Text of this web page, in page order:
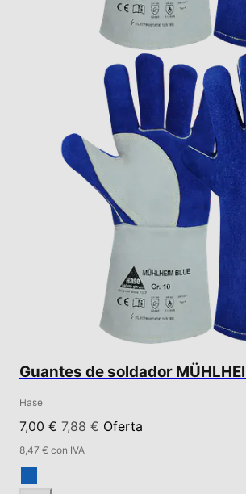
Guantes de soldador
Hase
7,00 € 7,88 € Oferta
8,47 € con IVA